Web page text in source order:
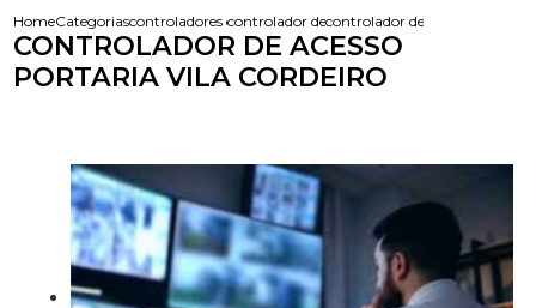
HomeCategoriascontroladores de acessocontrolador de acesso para condominio
controlador de acesso portaria
CONTROLADOR DE ACESSO
PORTARIA VILA CORDEIRO